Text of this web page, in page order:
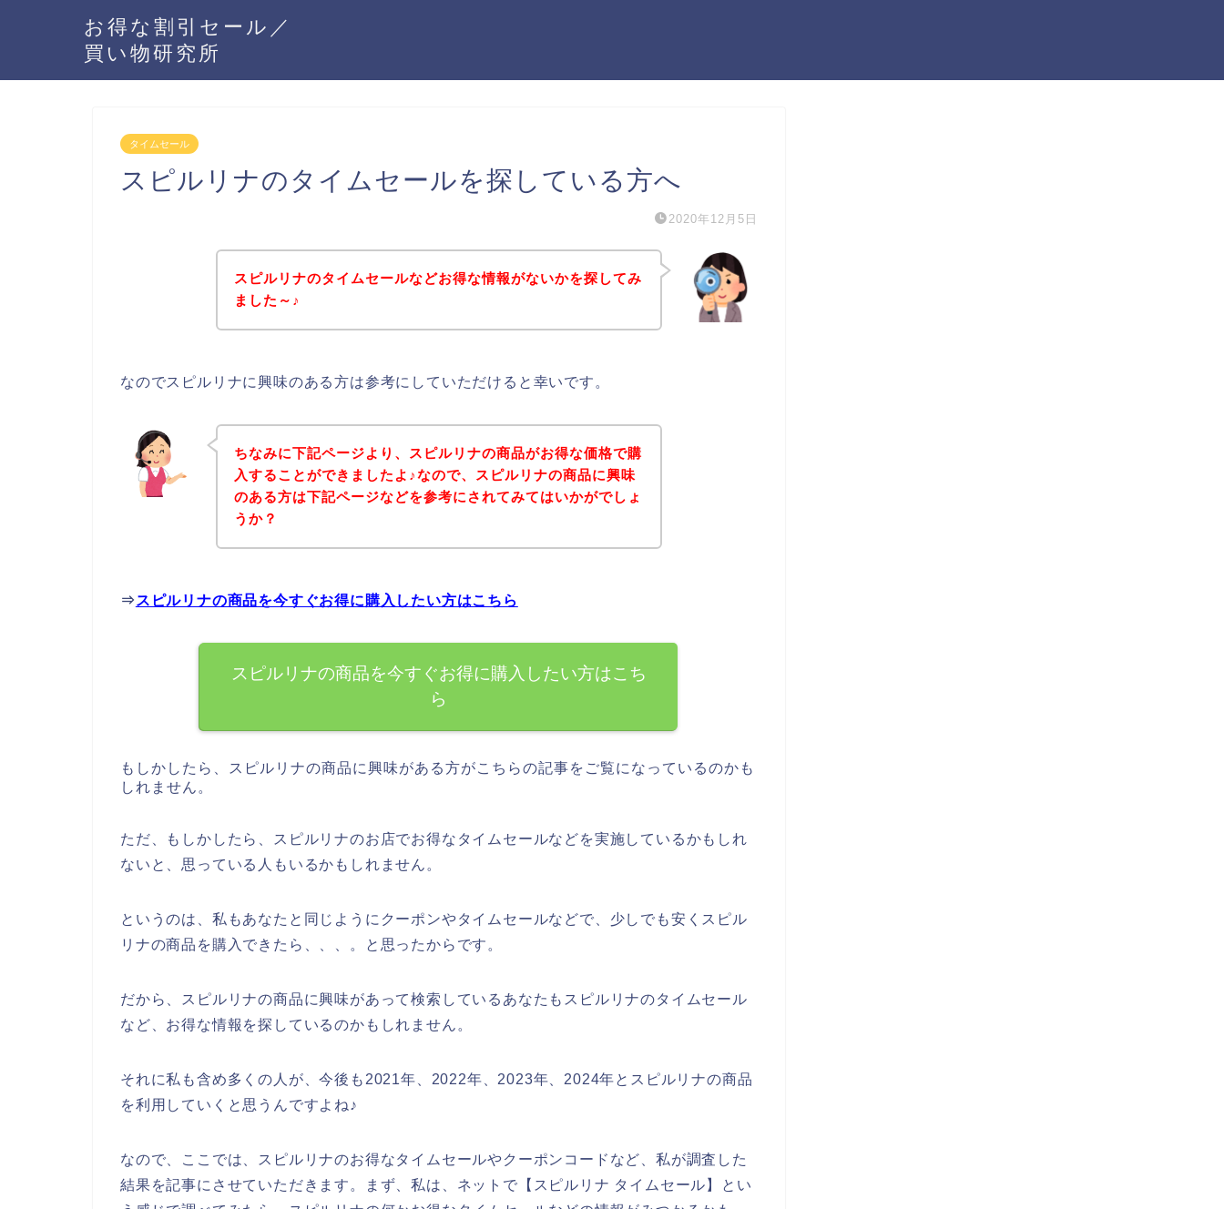
お得な割引セール／
買い物研究所
タイムセール
スピルリナのタイムセールを探している方へ
2020年12月5日
スピルリナのタイムセールなどお得な情報がないかを探してみ
ました～♪
なのでスピルリナに興味のある方は参考にしていただけると幸いです。
ちなみに下記ページより、スピルリナの商品がお得な価格で購
入することができましたよ♪なので、スピルリナの商品に興味
のある方は下記ページなどを参考にされてみてはいかがでしょ
うか？
⇒ スピルリナの商品を今すぐお得に購入したい方はこちら
スピルリナの商品を今すぐお得に購入したい方はこち
ら
もしかしたら、スピルリナの商品に興味がある方がこちらの記事をご覧になっているのかも
しれません。
ただ、もしかしたら、スピルリナのお店でお得なタイムセールなどを実施しているかもしれ
ないと、思っている人もいるかもしれません。
というのは、私もあなたと同じようにクーポンやタイムセールなどで、少しでも安くスピル
リナの商品を購入できたら、、、。と思ったからです。
だから、スピルリナの商品に興味があって検索しているあなたもスピルリナのタイムセール
など、お得な情報を探しているのかもしれません。
それに私も含め多くの人が、今後も2021年、2022年、2023年、2024年とスピルリナの商品
を利用していくと思うんですよね♪
なので、ここでは、スピルリナのお得なタイムセールやクーポンコードなど、私が調査した
結果を記事にさせていただきます。まず、私は、ネットで【スピルリナ タイムセール】とい